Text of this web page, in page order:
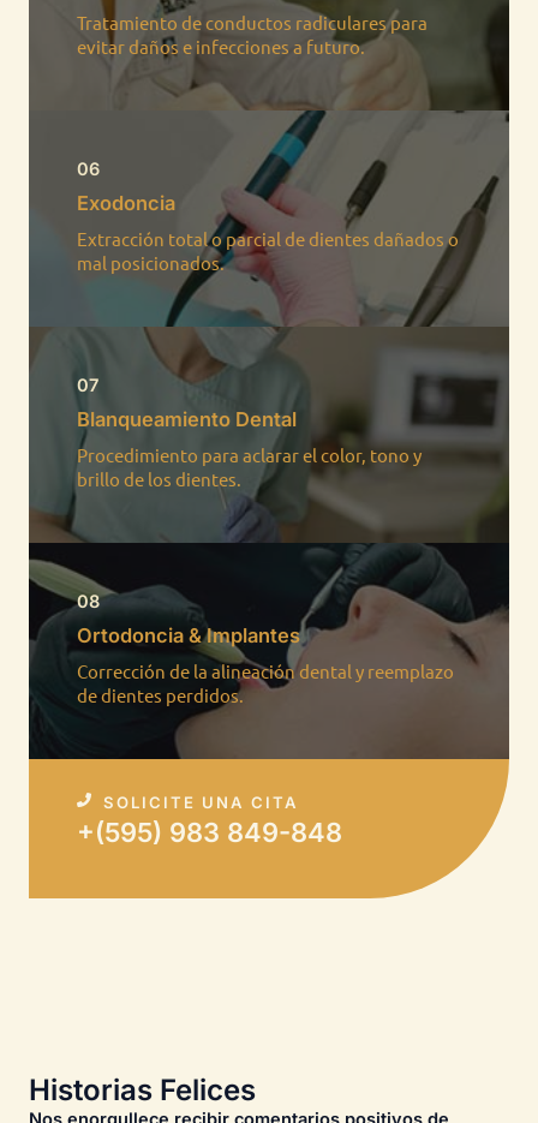
Tratamiento de conductos radiculares para
evitar daños e infecciones a futuro.​
06
Exodoncia
Extracción total o parcial de dientes dañados o
mal posicionados.​
07
Blanqueamiento Dental
Procedimiento para aclarar el color, tono y
brillo de los dientes.​
08
Ortodoncia & Implantes​
Corrección de la alineación dental y reemplazo
de dientes perdidos.​
SOLICITE UNA CITA
+(595) 983 849-848​
Historias Felices